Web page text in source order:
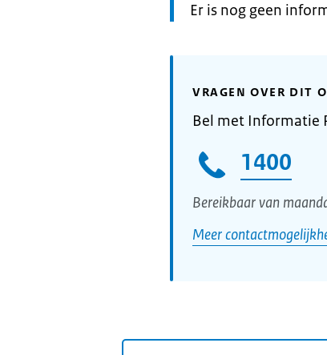
Informatie:
Er is nog geen
VRAGEN OVER DIT
Bel met Informatie
1400
Bereikbaar van
Meer